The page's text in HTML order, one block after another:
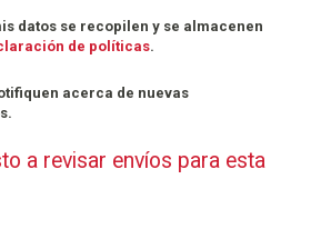
de políticas.
a revisar envíos para esta